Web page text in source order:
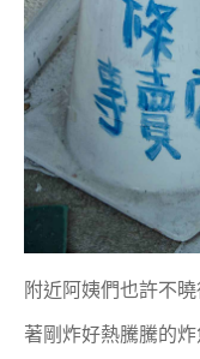
附近阿姨們也許不
著剛炸好熱騰騰的